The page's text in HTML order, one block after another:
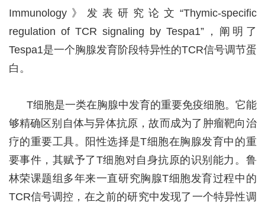
Immunology》发表研究论文“Thymic-speciﬁc
regulation of TCR signaling by Tespa1”，阐明了
Tespa1是一个胸腺发育阶段特异性的TCR信号调节蛋
白。
T细胞是一类在胸腺中发育的重要免疫细胞。它能
够精确区别自体与异体抗原，故而成为了肿瘤靶向治
疗的重要工具。阳性选择是T细胞在胸腺发育中的重
要事件，其赋予了T细胞对自身抗原的识别能力。鲁
林荣课题组多年来一直研究胸腺T细胞发育过程中的
TCR信号调控，在之前的研究中发现了一个特异性调